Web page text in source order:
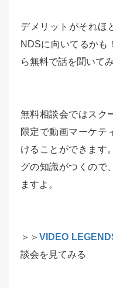
デメリットがそれほ
NDSに向いてるかも
ら無料で話を聞いて
無料相談会ではスク
限定で動画マーケテ
けることができます
グの知識がつくので
ますよ。
＞＞ VIDEO
談会を見てみる